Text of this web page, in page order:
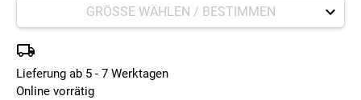
Lieferung ab 5 - 7 Werktagen
Online vorrätig